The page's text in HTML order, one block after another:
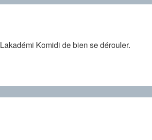
Komidi de bien se dérouler.